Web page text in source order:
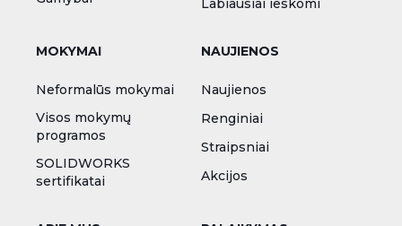
MOKYMAI
Neformalūs mokymai
Visos mokymų
programos
SOLIDWORKS
sertifikatai
NAUJIENOS
Naujienos
Renginiai
Straipsniai
Akcijos